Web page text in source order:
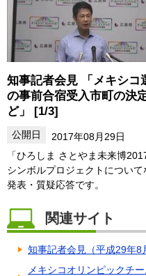
知事記者会見 「メキシコ
の事前合宿受入市町の決
ど」 [1/3]
2017年08月29日
「ひろしま さとやま未来博
シンボルプロジェクトについて
発表・質疑応答です。
関連サイト
知事記者会見（平成29年8
メキシコオリンピックチ